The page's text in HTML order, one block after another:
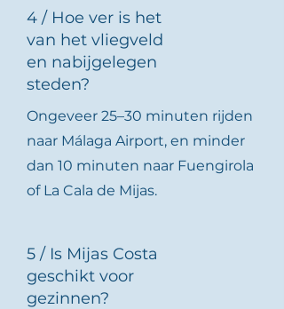
4 / Hoe ver is het
van het vliegveld
en nabijgelegen
steden?
Ongeveer 25–30 minuten rijden
naar Málaga Airport, en minder
dan 10 minuten naar Fuengirola
of La Cala de Mijas.
5 / Is Mijas Costa
geschikt voor
gezinnen?